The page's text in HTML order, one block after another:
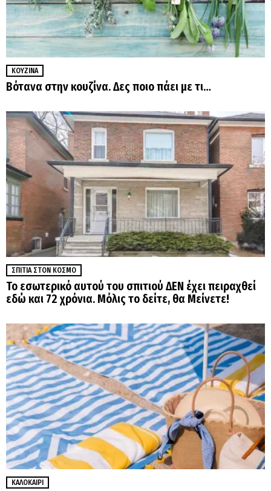
ΚΟΥΖΊΝΑ
Βότανα στην κουζίνα. Δες ποιο πάει με τι…
ΣΠΊΤΙΑ ΣΤΟΝ ΚΌΣΜΟ
Το εσωτερικό αυτού του σπιτιού ΔΕΝ έχει πειραχθεί
εδώ και 72 χρόνια. Μόλις το δείτε, θα Μείνετε!
ΚΑΛΟΚΑΊΡΙ